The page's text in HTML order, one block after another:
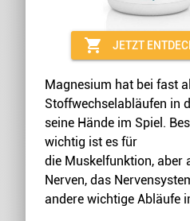
shopping_cart JETZT
Magnesium hat bei fast
Stoffwechselabläufen in
seine Hände im Spiel.
wichtig ist es für
die Muskelfunktion, aber
Nerven, das
andere wichtige Abläufe